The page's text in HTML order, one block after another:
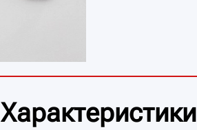
Характеристики